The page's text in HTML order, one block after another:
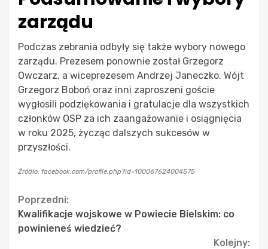
zarządu
Podczas zebrania odbyły się także wybory nowego
zarządu. Prezesem ponownie został Grzegorz
Owczarz, a wiceprezesem Andrzej Janeczko. Wójt
Grzegorz Boboń oraz inni zaproszeni goście
wygłosili podziękowania i gratulacje dla wszystkich
członków OSP za ich zaangażowanie i osiągnięcia
w roku 2025, życząc dalszych sukcesów w
przyszłości.
Źródło: facebook.com/profile.php?id=100067624004575
Continue
Reading
Poprzedni:
Kwalifikacje wojskowe w Powiecie Bielskim: co
powinieneś wiedzieć?
Kolejny: